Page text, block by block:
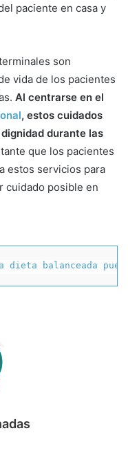
paciente en casa y
son
vida de los pacientes
Al centrarse en el
, estos cuidados
durante las
que los pacientes
estos servicios para
cuidado posible en
dieta balanceada